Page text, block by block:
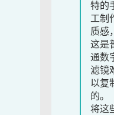
特的
工制
质感
这是
通数
滤镜
以复
的。
将这